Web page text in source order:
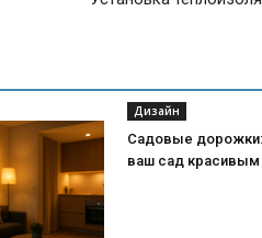
Дизайн
Садовые дорожки:
ваш сад